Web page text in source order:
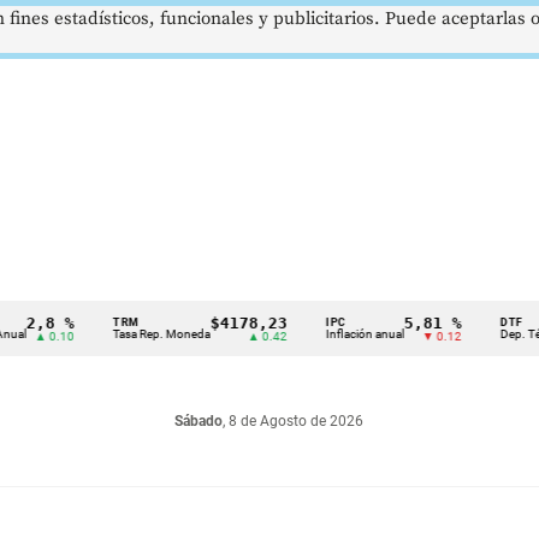
%
0.10
TRM
Tasa Rep. Moneda
$4178,23
▲ 0.42 Inflación anual
5,81 %
▼ 0.12
DTF
Dep. Término
Sábado, 8 de Agosto de 2026
estadísticos, funcionales y publicitarios. Puede aceptarlas